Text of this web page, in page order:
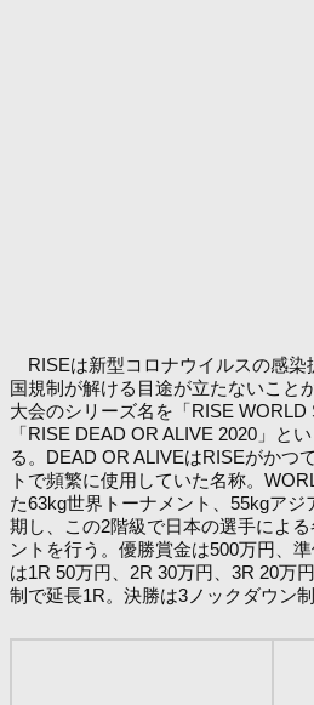
RISEは新型コロナウイルスの感染
国規制が解ける目途が立たないこと
大会のシリーズ名を「RISE WORLD
「RISE DEAD OR ALIVE 2020」と
る。DEAD OR ALIVEはRISEがかつ
トで頻繁に使用していた名称。
た63kg世界トーナメント、55kgア
期し、この2階級で日本の選手によ
ントを行う。優勝賞金は500万円、
は1R 50万円、2R 30万円、3R 20万
制で延長1R。決勝は3ノックダウン